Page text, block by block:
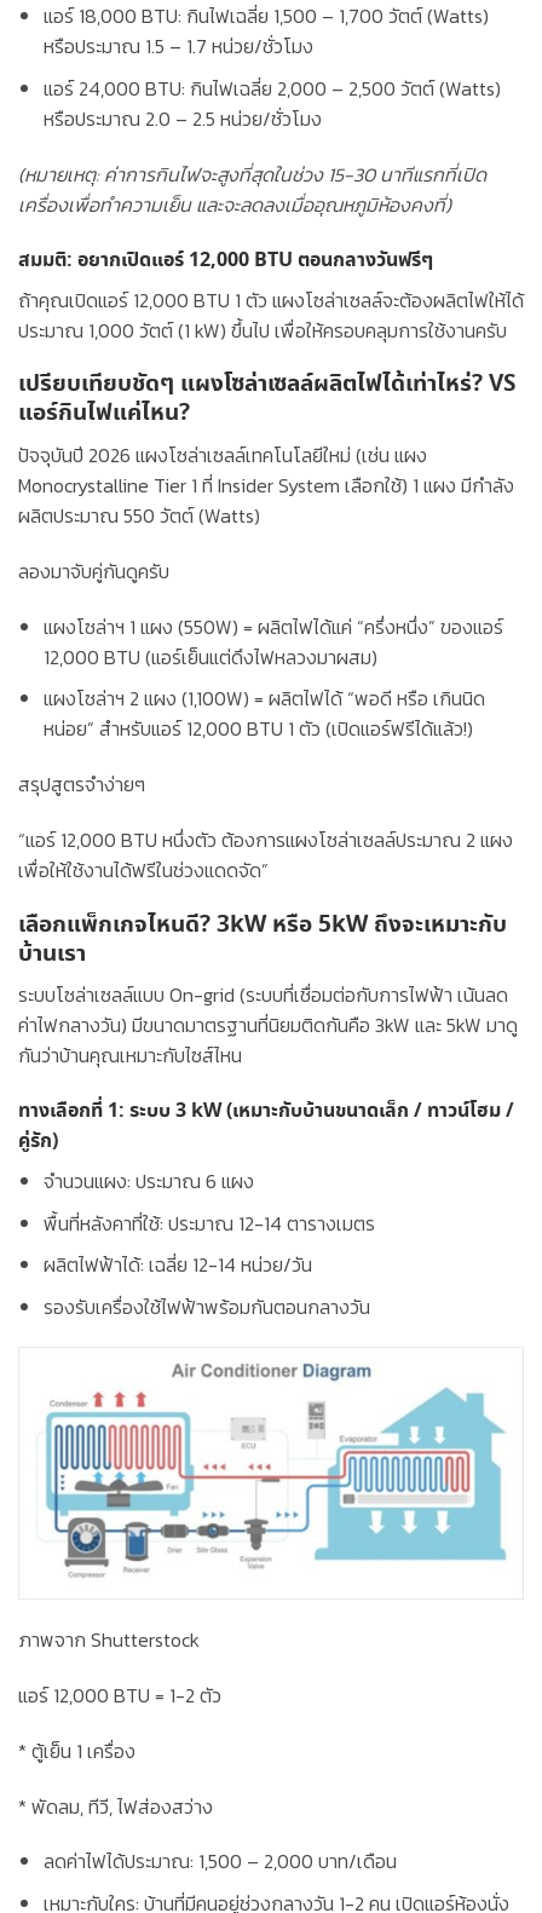
แอร์ 18,000 BTU: กินไฟเฉลี่ย 1,500 – 1,700 วัตต์ (Watts)
หรือประมาณ 1.5 – 1.7 หน่วย/ชั่วโมง
แอร์ 24,000 BTU: กินไฟเฉลี่ย 2,000 – 2,500 วัตต์ (Watts)
หรือประมาณ 2.0 – 2.5 หน่วย/ชั่วโมง
(หมายเหตุ: ค่าการกินไฟจะสูงที่สุดในช่วง 15-30 นาทีแรกที่เปิด
เครื่องเพื่อทำความเย็น และจะลดลงเมื่ออุณหภูมิห้องคงที่)
สมมติ: อยากเปิดแอร์ 12,000 BTU ตอนกลางวันฟรีๆ
ถ้าคุณเปิดแอร์ 12,000 BTU 1 ตัว แผงโซล่าเซลล์จะต้องผลิตไฟให้ได้
ประมาณ 1,000 วัตต์ (1 kW) ขึ้นไป เพื่อให้ครอบคลุมการใช้งานครับ
เปรียบเทียบชัดๆ แผงโซล่าเซลล์ผลิตไฟได้เท่าไหร่? VS
แอร์กินไฟแค่ไหน?
ปัจจุบันปี 2026 แผงโซล่าเซลล์เทคโนโลยีใหม่ (เช่น แผง
Monocrystalline Tier 1 ที่ Insider System เลือกใช้) 1 แผง มีกำลัง
ผลิตประมาณ 550 วัตต์ (Watts)
ลองมาจับคู่กันดูครับ
แผงโซล่าฯ 1 แผง (550W) = ผลิตไฟได้แค่ “ครึ่งหนึ่ง” ของแอร์
12,000 BTU (แอร์เย็นแต่ดึงไฟหลวงมาผสม)
แผงโซล่าฯ 2 แผง (1,100W) = ผลิตไฟได้“พอดี หรือ เกินนิด
หน่อย” สำหรับแอร์ 12,000 BTU 1 ตัว (เปิดแอร์ฟรีได้แล้ว!)
สรุปสูตรจำง่ายๆ
“แอร์ 12,000 BTU หนึ่งตัว ต้องการแผงโซล่าเซลล์ประมาณ 2 แผง
เพื่อให้ใช้งานได้ฟรีในช่วงแดดจัด”
เลือกแพ็กเกจไหนดี? 3kW หรือ 5kW ถึงจะเหมาะกับ
บ้านเรา
ระบบโซล่าเซลล์แบบ On-grid (ระบบที่เชื่อมต่อกับการไฟฟ้า เน้นลด
ค่าไฟกลางวัน) มีขนาดมาตรฐานที่นิยมติดกันคือ 3kW และ 5kW มาดู
กันว่าบ้านคุณเหมาะกับไซส์ไหน
ทางเลือกที่ 1: ระบบ 3 kW (เหมาะกับบ้านขนาดเล็ก / ทาวน์โฮม /
คู่รัก)
จำนวนแผง: ประมาณ 6 แผง
พื้นที่หลังคาที่ใช้: ประมาณ 12-14 ตารางเมตร
ผลิตไฟฟ้าได้: เฉลี่ย 12-14 หน่วย/วัน
รองรับเครื่องใช้ไฟฟ้าพร้อมกันตอนกลางวัน
ภาพจาก Shutterstock
แอร์ 12,000 BTU = 1-2 ตัว
* ตู้เย็น 1 เครื่อง
* พัดลม, ทีวี, ไฟส่องสว่าง
ลดค่าไฟได้ประมาณ: 1,500 – 2,000 บาท/เดือน
เหมาะกับใคร: บ้านที่มีคนอยู่ช่วงกลางวัน 1-2 คน เปิดแอร์ห้องนั่ง